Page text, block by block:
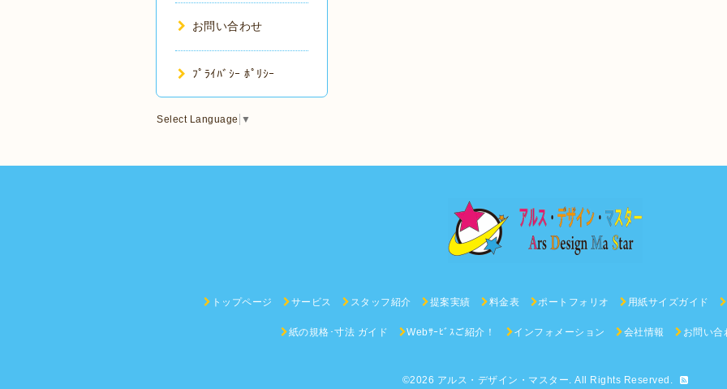
お問い合わせ
ﾌﾟﾗｲﾊﾞｼｰ ﾎﾟﾘｼｰ
Select Language ▼
トップページ サービス スタッフ紹介 提案実績 料金表 ポートフォリオ 用紙サイズガイド
紙の規格･寸法 ガイド Webｻｰﾋﾞｽご紹介！ インフォメーション 会社情報 お問い合
©2026 アルス・デザイン・マスター. All Rights Reserved.